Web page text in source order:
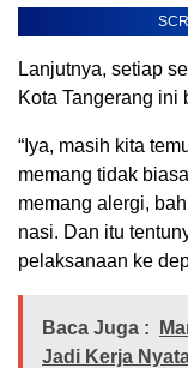
Lanjutnya, setiap
Kota Tangerang ini
“Iya, masih kita
memang tidak
memang alergi,
nasi. Dan itu
pelaksanaan ke
Baca Juga :
Jadi Kerja